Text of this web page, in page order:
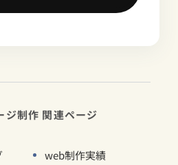
ジ制作 関連ページ
web制作実績